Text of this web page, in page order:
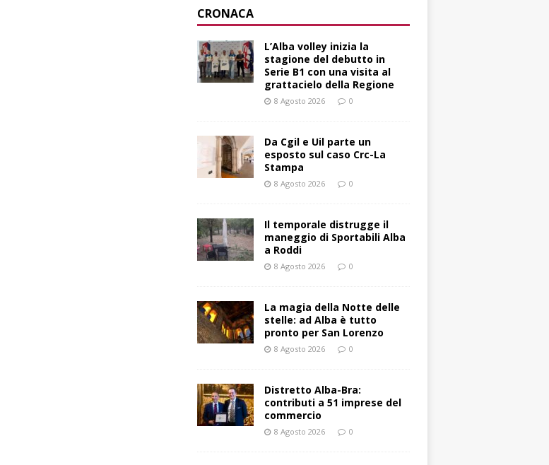
CRONACA
L’Alba volley inizia la
stagione del debutto in
Serie B1 con una visita al
grattacielo della Regione
8 Agosto 2026 0
Da Cgil e Uil parte un
esposto sul caso Crc-La
Stampa
8 Agosto 2026 0
Il temporale distrugge il
maneggio di Sportabili Alba
a Roddi
8 Agosto 2026 0
La magia della Notte delle
stelle: ad Alba è tutto
pronto per San Lorenzo
8 Agosto 2026 0
Distretto Alba-Bra:
contributi a 51 imprese del
commercio
8 Agosto 2026 0